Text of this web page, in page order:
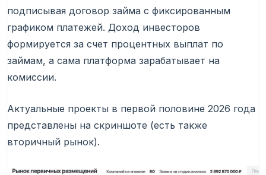
подписывая договор займа с фиксированным
графиком платежей. Доход инвесторов
формируется за счет процентных выплат по
займам, а сама платформа зарабатывает на
комиссии.
Актуальные проекты в первой половине 2026 года
представлены на скриншоте (есть также
вторичный рынок).